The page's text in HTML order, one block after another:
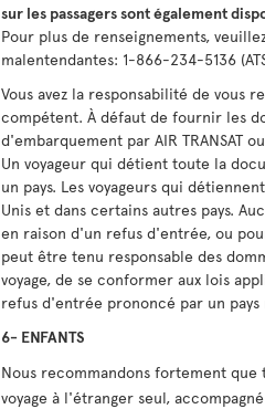
sur les passagers sont également
Pour plus de renseignements,
malentendantes: 1-866-234-5136
Vous avez la responsabilité de vous
compétent. À défaut de fournir les
d'embarquement par AIR TRANSAT
Un voyageur qui détient toute la
un pays. Les voyageurs qui
Unis et dans certains autres pays.
en raison d'un refus d'entrée, ou
peut être tenu responsable des
voyage, de se conformer aux lois
refus d'entrée prononcé par un
6- ENFANTS
Nous recommandons fortement
voyage à l'étranger seul,